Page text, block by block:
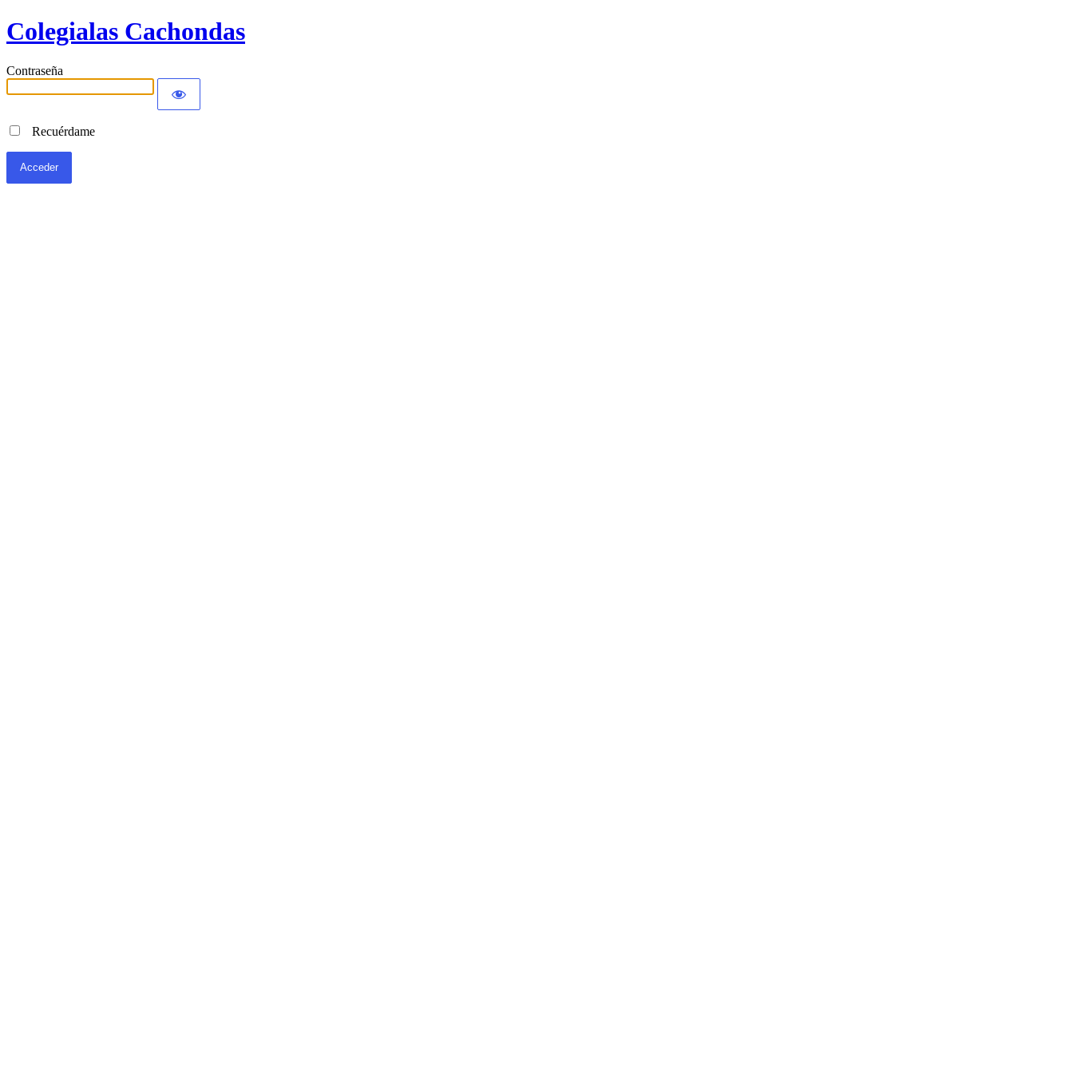
Colegialas Cachondas
Contraseña
Recuérdame